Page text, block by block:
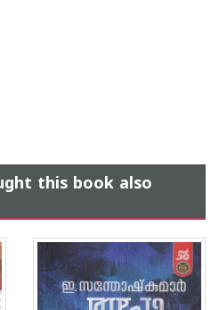
this book also